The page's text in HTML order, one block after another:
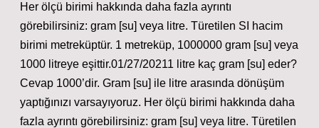
Her ölçü birimi hakkında daha fazla ayrıntı
görebilirsiniz: gram [su] veya litre. Türetilen SI hacim
birimi metreküptür. 1 metreküp, 1000000 gram [su] veya
1000 litreye eşittir.01/27/20211 litre kaç gram [su] eder?
Cevap 1000’dir. Gram [su] ile litre arasında dönüşüm
yaptığınızı varsayıyoruz. Her ölçü birimi hakkında daha
fazla ayrıntı görebilirsiniz: gram [su] veya litre. Türetilen